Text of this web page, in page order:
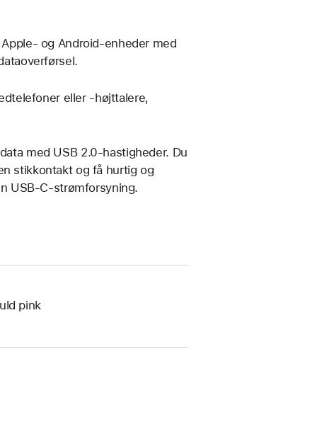
og Android-enheder med
eller -højttalere,
med USB 2.0-hastigheder. Du
stikkontakt og få hurtig og
USB-C-strømforsyning.
pink